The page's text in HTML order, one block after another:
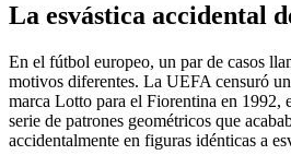
La esvástica accidental
En el fútbol europeo, un par de casos
motivos diferentes. La UEFA censuró
marca Lotto para el Fiorentina en 1992,
serie de patrones geométricos que
accidentalmente en figuras idénticas a